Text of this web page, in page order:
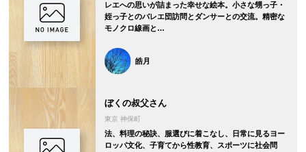
レエへの思いが詰まった幸せな絵本。小さな甥っ子・
姪っ子とのバレエ団訪問とダンサーとの交流。精密な
モノクロ線画と…
皓月
ぼくの叔父さん
東京 神保町
法、料理の秘訣、服選びに着こなし、日常に見るヨー
ロッパ文化、子育てから性教育、スポーツに社会問